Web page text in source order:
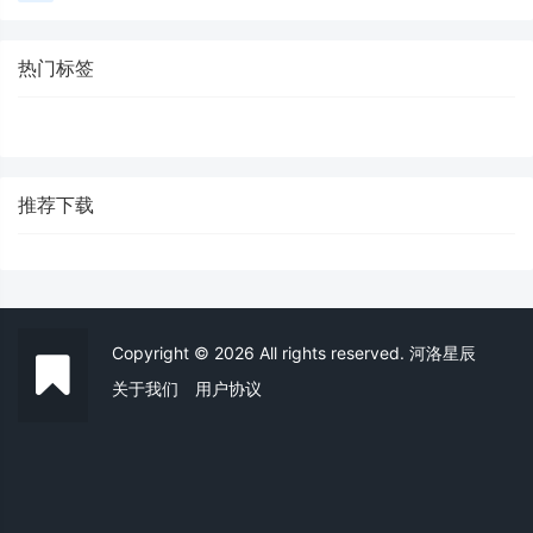
热门标签
推荐下载
Copyright © 2026 All rights reserved. 河洛星辰
关于我们
用户协议